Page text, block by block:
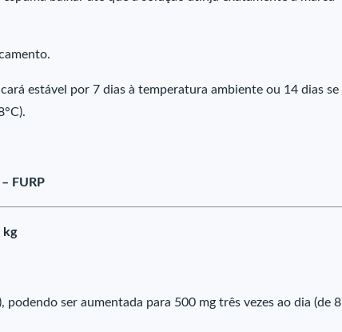
estável por 7 dias à temperatura ambiente ou 14 dias se
FURP
kg
podendo ser aumentada para 500 mg três vezes ao dia (de 8